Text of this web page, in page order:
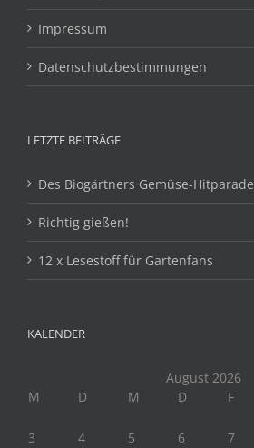
Impressum
Datenschutzbestimmungen
LETZTE BEITRÄGE
Des Biogärtners Gemüse-Hitparade
Richtig gießen!
12 x Lesestoff für Gartenfans
KALENDER
August 2026
M
D M D F
3
4 5 6 7